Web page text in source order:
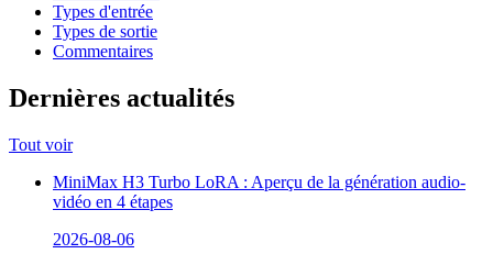
Types d'entrée
Types de sortie
Commentaires
Dernières actualités
Tout voir
MiniMax H3 Turbo LoRA : Aperçu de la génération audio-
vidéo en 4 étapes
2026-08-06